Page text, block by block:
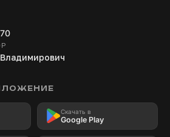
Скачать в
Google Play